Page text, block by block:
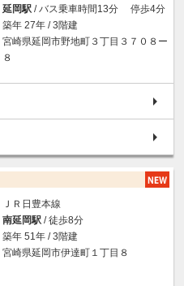
延岡駅 / バス乗車時間13分 停歩4分
築年 27年 / 3階建
宮崎県延岡市野地町３丁目３７０８ー
８
ＪＲ日豊本線
南延岡駅 / 徒歩8分
築年 51年 / 3階建
宮崎県延岡市伊達町１丁目８